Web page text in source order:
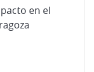
en el